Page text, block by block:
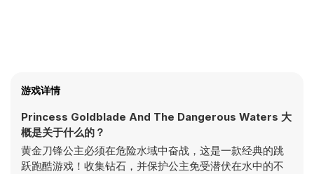
游戏详情
Princess Goldblade And The Dangerous Waters 大
概是关于什么的？
黄金刀锋公主必须在危险水域中奋战，这是一款经典的跳
跃跑酷游戏！收集钻石，并保护公主免受潜伏在水中的不